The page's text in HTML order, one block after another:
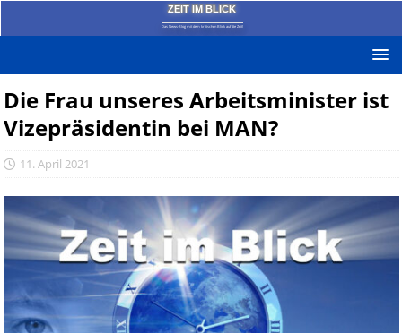
ZEIT IM BLICK
Das News-Blog mit dem kritischen Blick auf die Zeit!
Die Frau unseres Arbeitsminister ist
Vizepräsidentin bei MAN?
11. April 2021